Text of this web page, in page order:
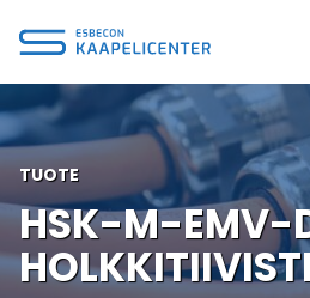
sisältöön
TUOTE
HSK-M-EMV-